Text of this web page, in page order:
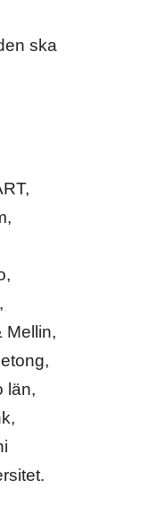
ska
Mellin,
län,